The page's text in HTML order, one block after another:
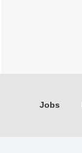
Jobs